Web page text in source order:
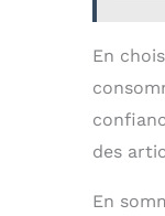
En
des
En